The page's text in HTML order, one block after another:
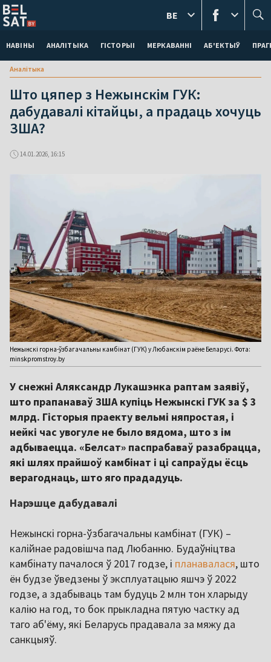
НАВІНЫ АНАЛІТЫКА ГІСТОРЫІ МЕРКАВАННI АБ'ЕКТЫЎ
BE
Аналітыка
Што цяпер з Нежынскім ГУК:
дабудавалі кітайцы, а прадаць хочуць
ЗША?
14.01.2026, 16:15
Нежынскі горна-ўзбагачальны камбінат (ГУК) у Любанскім раёне Беларусі. Фота:
minskpromstroy.by
У снежні Аляксандр Лукашэнка раптам заявіў,
што прапанаваў ЗША купіць Нежынскі ГУК за $ 3
млрд. Гісторыя праекту вельмі няпростая, і
нейкі час увогуле не было вядома, што з ім
адбываецца. «Белсат» паспрабаваў разабрацца,
які шлях прайшоў камбінат і ці сапраўды ёсць
верагоднаць, што яго прададуць.
Нарэшце дабудавалі
Нежынскі горна-ўзбагачальны камбінат (ГУК) –
калійнае радовішча пад Любанню. Будаўніцтва
камбінату пачалося ў 2017 годзе, і планавалася, што
ён будзе ўведзены ў эксплуатацыю яшчэ ў 2022
годзе, а здабываць там будуць 2 млн тон хларыду
калію на год, то бок прыкладна пятую частку ад
таго аб'ёму, які Беларусь прадавала за мяжу да
санкцыяў.